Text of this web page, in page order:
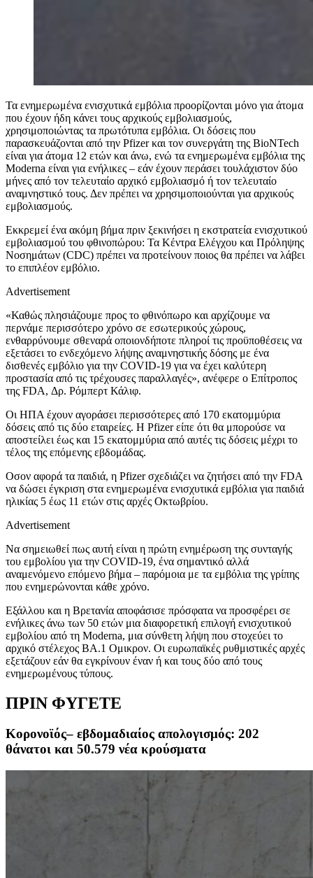
Τα ενημερωμένα ενισχυτικά εμβόλια προορίζονται μόνο για άτομα
που έχουν ήδη κάνει τους αρχικούς εμβολιασμούς,
χρησιμοποιώντας τα πρωτότυπα εμβόλια. Οι δόσεις που
παρασκευάζονται από την Pfizer και τον συνεργάτη της BioNTech
είναι για άτομα 12 ετών και άνω, ενώ τα ενημερωμένα εμβόλια της
Moderna είναι για ενήλικες – εάν έχουν περάσει τουλάχιστον δύο
μήνες από τον τελευταίο αρχικό εμβολιασμό ή τον τελευταίο
αναμνηστικό τους. Δεν πρέπει να χρησιμοποιούνται για αρχικούς
εμβολιασμούς.
Εκκρεμεί ένα ακόμη βήμα πριν ξεκινήσει η εκστρατεία ενισχυτικού
εμβολιασμού του φθινοπώρου: Τα Κέντρα Ελέγχου και Πρόληψης
Νοσημάτων (CDC) πρέπει να προτείνουν ποιος θα πρέπει να λάβει
το επιπλέον εμβόλιο.
Advertisement
«Καθώς πλησιάζουμε προς το φθινόπωρο και αρχίζουμε να
περνάμε περισσότερο χρόνο σε εσωτερικούς χώρους,
ενθαρρύνουμε σθεναρά οποιονδήποτε πληροί τις προϋποθέσεις να
εξετάσει το ενδεχόμενο λήψης αναμνηστικής δόσης με ένα
δισθενές εμβόλιο για την COVID-19 για να έχει καλύτερη
προστασία από τις τρέχουσες παραλλαγές», ανέφερε ο Επίτροπος
της FDA, Δρ. Ρόμπερτ Κάλιφ.
Οι ΗΠΑ έχουν αγοράσει περισσότερες από 170 εκατομμύρια
δόσεις από τις δύο εταιρείες. Η Pfizer είπε ότι θα μπορούσε να
αποστείλει έως και 15 εκατομμύρια από αυτές τις δόσεις μέχρι το
τέλος της επόμενης εβδομάδας.
Οσον αφορά τα παιδιά, η Pfizer σχεδιάζει να ζητήσει από την FDA
να δώσει έγκριση στα ενημερωμένα ενισχυτικά εμβόλια για παιδιά
ηλικίας 5 έως 11 ετών στις αρχές Οκτωβρίου.
Advertisement
Να σημειωθεί πως αυτή είναι η πρώτη ενημέρωση της συνταγής
του εμβολίου για την COVID-19, ένα σημαντικό αλλά
αναμενόμενο επόμενο βήμα – παρόμοια με τα εμβόλια της γρίπης
που ενημερώνονται κάθε χρόνο.
Εξάλλου και η Βρετανία αποφάσισε πρόσφατα να προσφέρει σε
ενήλικες άνω των 50 ετών μια διαφορετική επιλογή ενισχυτικού
εμβολίου από τη Moderna, μια σύνθετη λήψη που στοχεύει το
αρχικό στέλεχος BA.1 Ομικρον. Οι ευρωπαϊκές ρυθμιστικές αρχές
εξετάζουν εάν θα εγκρίνουν έναν ή και τους δύο από τους
ενημερωμένους τύπους.
ΠΡΙΝ ΦΥΓΕΤΕ
Κορονοϊός– εβδομαδιαίος απολογισμός: 202
θάνατοι και 50.579 νέα κρούσματα